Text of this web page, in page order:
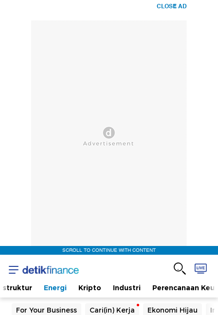
CLOSE AD
SCROLL TO CONTINUE WITH CONTENT
Energi Kripto Industri Perencanaan
For Your Business Cari(in) Kerja Ekonomi Hijau